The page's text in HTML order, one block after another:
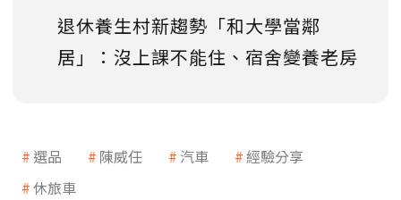
退休養生村新趨勢「和大學當鄰
居」：沒上課不能住、宿舍變養老房
選品 陳威任 汽車
經驗分享
休旅車